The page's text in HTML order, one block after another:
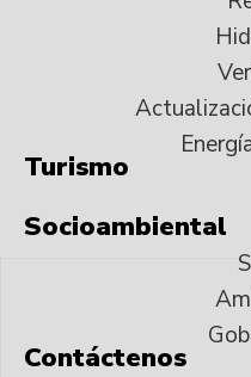
Turismo
Socioambiental
Contáctenos